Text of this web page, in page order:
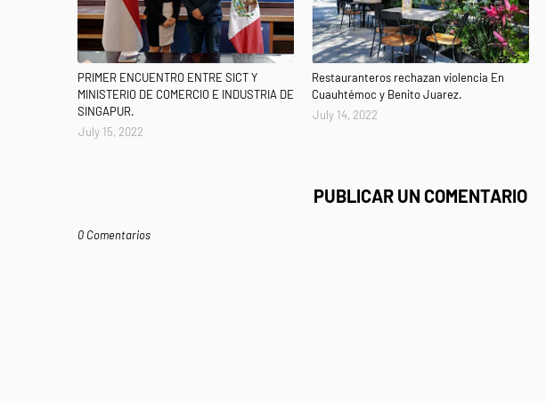
PRIMER ENCUENTRO ENTRE SICT Y
MINISTERIO DE COMERCIO E INDUSTRIA DE
SINGAPUR.
July 15, 2022
Restauranteros rechazan violencia En
Cuauhtémoc y Benito Juarez.
July 14, 2022
PUBLICAR UN COMENTARIO
0 Comentarios